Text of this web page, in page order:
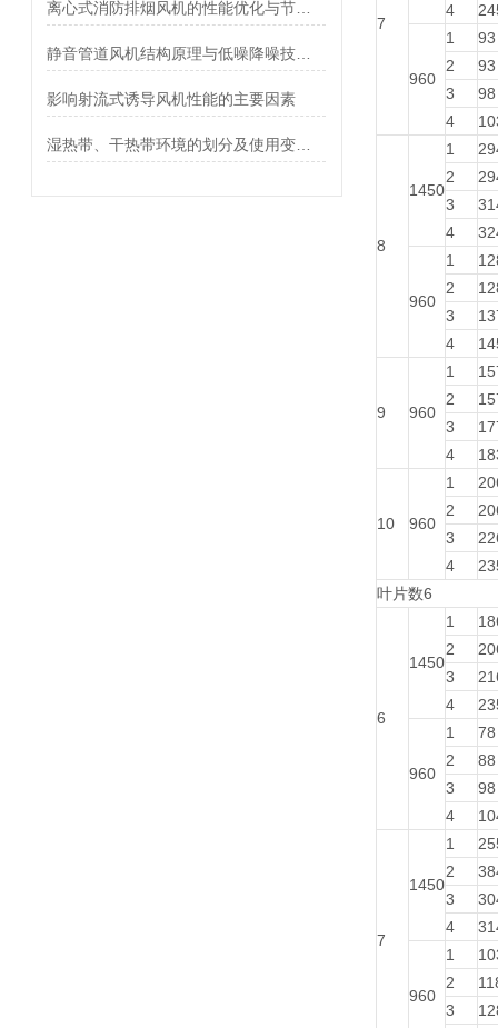
影响射流式诱导风机性能的主要因素
7
4
960
1
93
2
93
3
98
4
8
1450
1
2
3
4
960
1
2
3
4
9 960
1
2
3
4
10 960
1
2
3
4
叶片数6
6
1450
1
2
3
4
960
1
78
2
88
3
98
4
7
1450
1
2
3
4
960
1
2
3